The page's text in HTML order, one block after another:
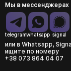
Мы в мессенджерах
telegramwhatsapp signal
или в Whatsapp,
ищите по номеру
+38 073 864 04 07